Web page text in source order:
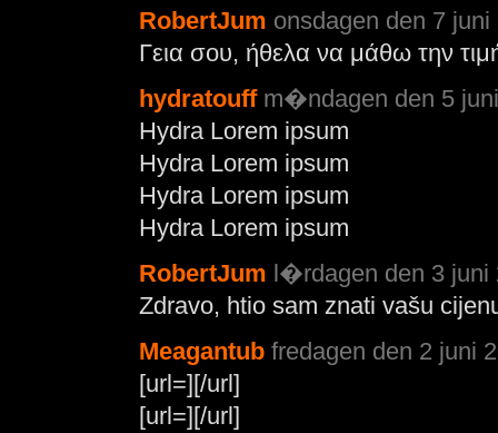
RobertJum onsdagen den 7
Γεια σου, ήθελα να μάθω την
hydratouff m�ndagen den 5
Hydra Lorem ipsum
Hydra Lorem ipsum
Hydra Lorem ipsum
Hydra Lorem ipsum
RobertJum l�rdagen den 3 juni
Zdravo, htio sam znati vašu
Meagantub fredagen den 2 juni
[url=][/url]
[url=][/url]